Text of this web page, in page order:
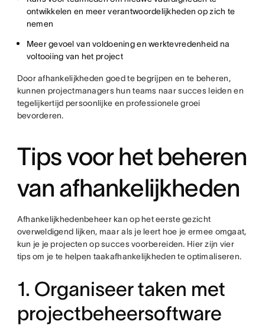
ontwikkelen en meer verantwoordelijkheden op zich te
nemen
Meer gevoel van voldoening en werktevredenheid na
voltooiing van het project
Door afhankelijkheden goed te begrijpen en te beheren,
kunnen projectmanagers hun teams naar succes leiden en
tegelijkertijd persoonlijke en professionele groei
bevorderen.
Tips voor het beheren
van afhankelijkheden
Afhankelijkhedenbeheer kan op het eerste gezicht
overweldigend lijken, maar als je leert hoe je ermee omgaat,
kun je je projecten op succes voorbereiden. Hier zijn vier
tips om je te helpen taakafhankelijkheden te optimaliseren.
1. Organiseer taken met
projectbeheersoftware